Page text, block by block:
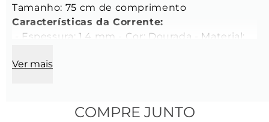
Tamanho: 75 cm de comprimento
Características da Corrente:
Características do Pingentes de Cruz :
Inoxidável - Posição dos pingentes: Fixo na
Ver mais
COMPRE JUNTO